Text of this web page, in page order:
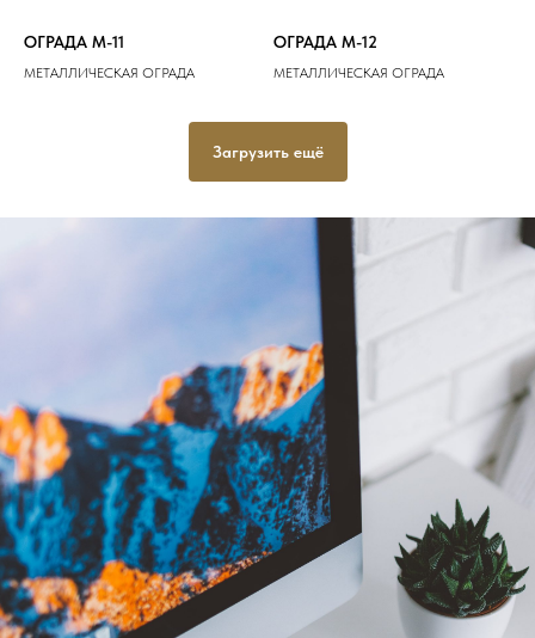
ОГРАДА M-11
МЕТАЛЛИЧЕСКАЯ ОГРАДА
ОГРАДА M-12
МЕТАЛЛИЧЕСКАЯ ОГРАДА
Загрузить ещё